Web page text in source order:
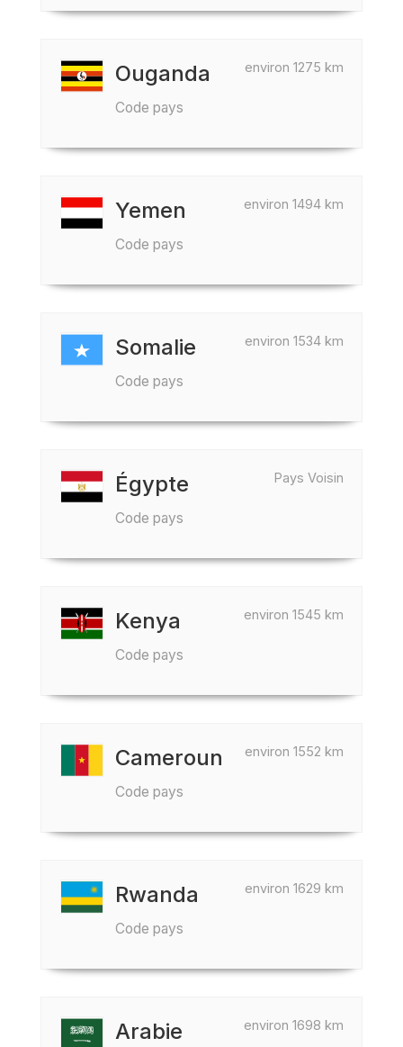
environ 1275 km
Ouganda
Code pays
environ 1494 km
Yemen
Code pays
environ 1534 km
Somalie
Code pays
Pays Voisin
Égypte
Code pays
environ 1545 km
Kenya
Code pays
environ 1552 km
Cameroun
Code pays
environ 1629 km
Rwanda
Code pays
environ 1698 km
Arabie